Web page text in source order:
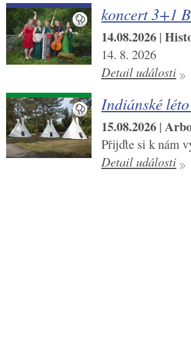
koncert 3+1
14.08.2026 |
14. 8. 2026
Detail události
Indiánské
15.08.2026 |
Přijďte si k nám
Detail události